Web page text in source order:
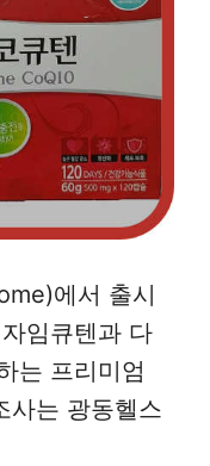
에서 출시
임큐텐과 다
는 프리미엄
사는 광동헬스